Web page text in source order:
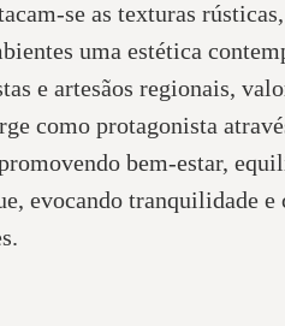
se as texturas
uma estética
e artesãos regionais,
como protagonista
bem-estar,
evocando tranquilidade